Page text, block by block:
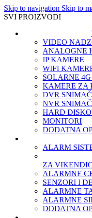
Skip to navigation Skip to
SVI PROIZVODI
VIDEO
ANALOGNE
IP KAMERE
WIFI
SOLARNE
KAMERE ZA
DVR
NVR
HARD
MONITORI
DODATNA
ALARM
ZA
ALARMNE
SENZORI I
ALARMNE
ALARMNE
DODATNA